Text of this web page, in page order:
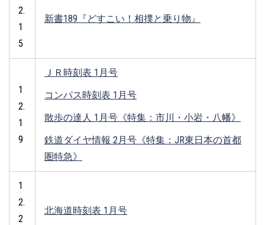
2.
1
5
新書189『どすこい！相撲と乗り物』
1
2.
1
9
ＪＲ時刻表 1月号
コンパス時刻表 1月号
散歩の達人 1月号《特集：市川・小岩・八幡》
鉄道ダイヤ情報 2月号《特集：JR東日本の首都
圏特急》
1
2.
2
北海道時刻表 1月号